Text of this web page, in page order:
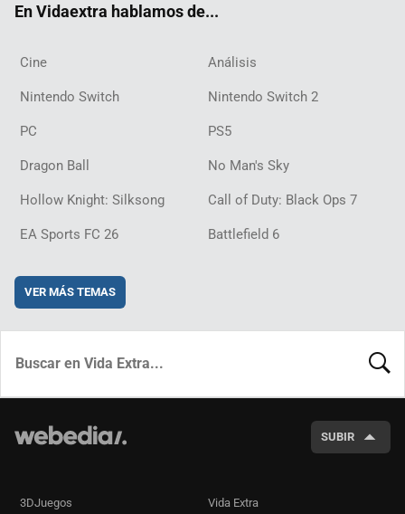
En Vidaextra hablamos de...
Cine Análisis
Nintendo Switch Nintendo Switch 2
PC PS5
Dragon Ball No Man's Sky
Hollow Knight: Silksong Call of Duty: Black Ops 7
EA Sports FC 26 Battlefield 6
VER MÁS TEMAS
SUBIR
3DJuegos Vida Extra